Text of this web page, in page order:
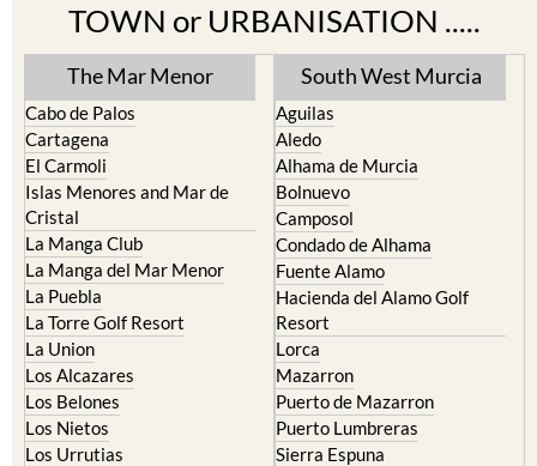
TOWN or URBANISATION .....
The Mar Menor
Cabo de Palos
Cartagena
El Carmoli
Islas Menores and Mar de
Cristal
La Manga Club
La Manga del Mar Menor
La Puebla
La Torre Golf Resort
La Union
Los Alcazares
Los Belones
Los Nietos
Los Urrutias
South West Murcia
Aguilas
Aledo
Alhama de Murcia
Bolnuevo
Camposol
Condado de Alhama
Fuente Alamo
Hacienda del Alamo Golf
Resort
Lorca
Mazarron
Puerto de Mazarron
Puerto Lumbreras
Sierra Espuna